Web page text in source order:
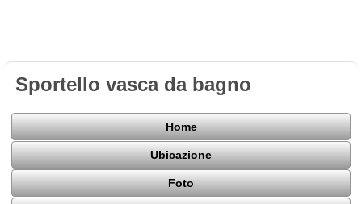
Sportello vasca da bagno
Home
Ubicazione
Foto